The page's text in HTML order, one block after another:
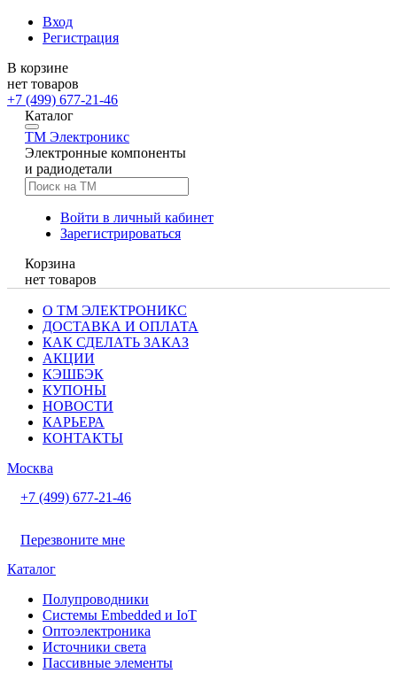
Вход
Регистрация
В корзине
нет товаров
+7 (499) 677-21-46
Каталог
TM Электроникс
Электронные компоненты
и радиодетали
Войти в личный кабинет
Зарегистрироваться
Корзина
нет товаров
О ТМ ЭЛЕКТРОНИКС
ДОСТАВКА И ОПЛАТА
КАК СДЕЛАТЬ ЗАКАЗ
АКЦИИ
КЭШБЭК
КУПОНЫ
НОВОСТИ
КАРЬЕРА
КОНТАКТЫ
Москва
+7 (499) 677-21-46
Перезвоните мне
Каталог
Полупроводники
Системы Embedded и IoT
Oптоэлектроника
Источники света
Пассивные элементы